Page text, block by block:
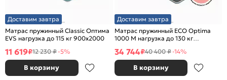
Доставим завтра
Матрас пружинный Classic Оптима
EVS нагрузка до 115 кг 900x2000
11 619₽12 230 ₽-5%
В корзину
Доставим завтра
Матрас пружинный ECO Optima
1000 M нагрузка до 130 кг
34 744₽40 400 ₽-14%
В корзину